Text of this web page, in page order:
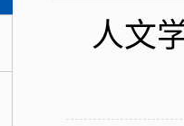
人文